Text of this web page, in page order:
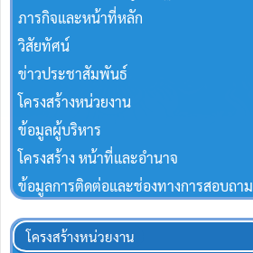
ภารกิจและหน้าที่หลัก
วิสัยทัศน์
ข่าวประชาสัมพันธ์
โครงสร้างหน่วยงาน
ข้อมูลผู้บริหาร
โครงสร้าง หน้าที่และอำนาจ
ข้อมูลการติดต่อและช่องทางการสอบถาม
โครงสร้างหน่วยงาน